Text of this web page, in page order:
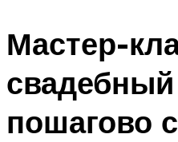
Мастер-
пошагово